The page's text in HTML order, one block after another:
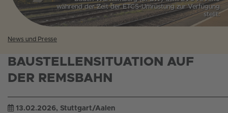
während der Zeit der ETCS-Umrüstung zur Verfügung
stellt.
News und Presse
BAUSTELLENSITUATION AUF
DER REMSBAHN
13.02.2026, Stuttgart/Aalen